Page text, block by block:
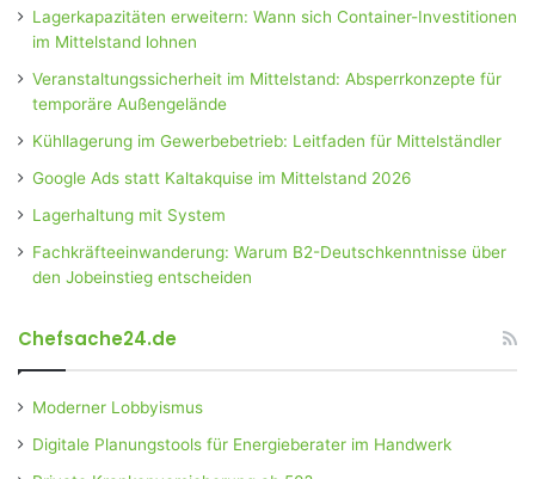
Lagerkapazitäten erweitern: Wann sich Container-Investitionen
im Mittelstand lohnen
Veranstaltungssicherheit im Mittelstand: Absperrkonzepte für
temporäre Außengelände
Kühllagerung im Gewerbebetrieb: Leitfaden für Mittelständler
Google Ads statt Kaltakquise im Mittelstand 2026
Lagerhaltung mit System
Fachkräfteeinwanderung: Warum B2-Deutschkenntnisse über
den Jobeinstieg entscheiden
Chefsache24.de
Moderner Lobbyismus
Digitale Planungstools für Energieberater im Handwerk